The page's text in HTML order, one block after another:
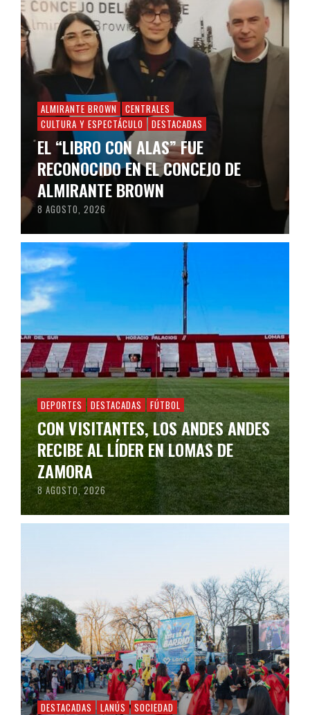
ALMIRANTE BROWN
CENTRALES
CULTURA Y ESPECTÁCULO
DESTACADAS
EL “LIBRO CON ALAS” FUE
RECONOCIDO EN EL CONCEJO DE
ALMIRANTE BROWN
8 AGOSTO, 2026
DEPORTES DESTACADAS FÚTBOL
CON VISITANTES, LOS ANDES ANDES
RECIBE AL LÍDER EN LOMAS DE
ZAMORA
8 AGOSTO, 2026
DESTACADAS LANÚS SOCIEDAD